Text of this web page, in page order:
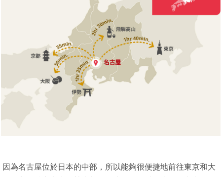
因為名古屋位於日本的中部，所以能夠很便捷地前往東京和大